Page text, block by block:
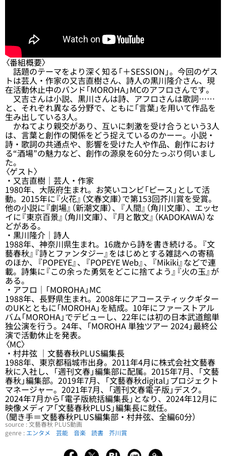
〈番組概要〉
話題のテーマをより深く知る「＋SESSION」。今回のゲス
トは芸人・作家の又吉直樹さん、詩人の黒川隆介さん、現
在活動休止中のバンド「MOROHA」MCのアフロさんです。
又吉さんは小説、黒川さんは詩、アフロさんは歌詞……
と、それぞれ異なる分野で、ともに「言葉」を用いて作品を
生み出している3人。
かねてより親交があり、互いに刺激を受け合うという3人
は、言葉と創作の関係をどう捉えているのかーー。小説・
詩・歌詞の共通点や、影響を受けた人や作品、創作におけ
る“酒場”の魅力など、創作の源泉を60分たっぷり伺いまし
た。
〈ゲスト〉
・又吉直樹｜芸人・作家
1980年、大阪府生まれ。お笑いコンビ「ピース」として活
動。2015年に『火花』（文春文庫）で第153回芥川賞を受賞。
他の小説に『劇場』（新潮文庫）、『人間』（角川文庫）、エッセ
イに『東京百景』（角川文庫）、『月と散文』（KADOKAWA）な
どがある。
・黒川隆介｜詩人
1988年、神奈川県生まれ。16歳から詩を書き続ける。『文
藝春秋』『詩とファンタジー』をはじめとする雑誌への寄稿
のほか、『POPEYE』、『POPEYE Web』、『Mikiki』などで連
載。詩集に『この余った勇気をどこに捨てよう』『火の玉』が
ある。
・アフロ｜「MOROHA」MC
1988年、長野県生まれ。2008年にアコースティックギター
のUKとともに「MOROHA」を結成。10年にファーストアル
バム「MOROHA」でデビューし、22年には初の日本武道館単
独公演を行う。24年、「MOROHA 単独ツアー 2024」最終公
演で活動休止を発表。
〈MC〉
・村井弦 ｜文藝春秋PLUS編集長
1988年、東京都稲城市出身。2011年4月に株式会社文藝春
秋に入社し、「週刊文春」編集部に配属。2015年7月、「文藝
春秋」編集部。2019年7月、「文藝春秋digital」プロジェクト
マネージャー。2021年7月、「週刊文春電子版」デスク。
2024年7月から「電子版統括編集長」となり、2024年12月に
映像メディア「文藝春秋PLUS」編集長に就任。
（聞き手＝文藝春秋PLUS編集部・村井弦、全編60分）
source : 文藝春秋 PLUS動画
genre : エンタメ 芸能 音楽 読書 芥川賞